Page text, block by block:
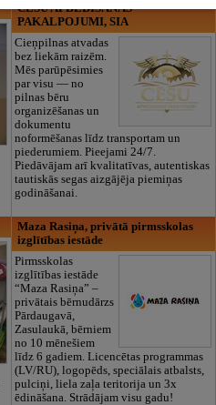
CĒSU APBEDĪŠANAS
PAKALPOJUMI, SIA
Cieņpilnas atvadas
bez liekām raizēm.
Mēs parūpēsimies
par visu — no
pilnas bēru
organizēšanas un
dokumentu
noformēšanas līdz transportam un
piederumiem. Pieejami 24/7.
Piedāvājam arī kvalitatīvas, autentiskas
tautiskās segas aizgājēja piemiņas
godināšanai.
Maza Rasiņa, privātā pirmsskolas
izglītības iestāde
Pirmsskolas
izglītības iestāde
“Maza Rasiņa” –
privātais bērnudārzs
Pārdaugavā,
Zasulaukā, bērniem
no 10 mēnešiem
līdz 6 gadiem. Licencētas programmas
(LV/RU), logopēds, speciālais atbalsts,
pulciņi, liela zaļa teritorija un 3x
ēdināšana. Strādājam visu gadu!